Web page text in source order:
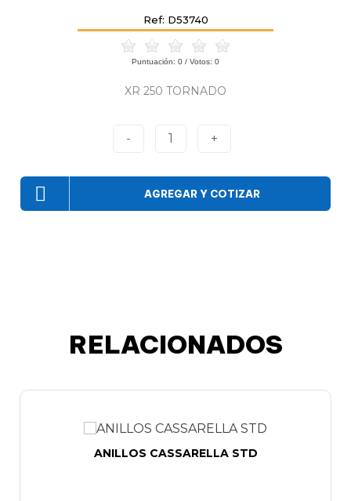
Ref: D53740
Puntuación: 0 / Votos: 0
XR 250 TORNADO
- 1 +
AGREGAR Y COTIZAR
RELACIONADOS
ANILLOS CASSARELLA STD